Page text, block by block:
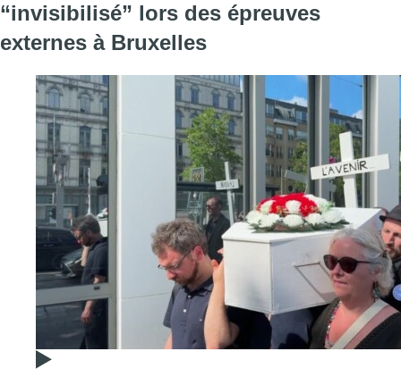
“invisibilisé” lors des épreuves
externes à Bruxelles